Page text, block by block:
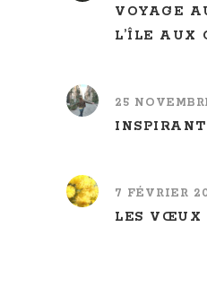
VOYAGE
L’ÎLE AUX
25
7 FÉVRIER
LES VŒUX